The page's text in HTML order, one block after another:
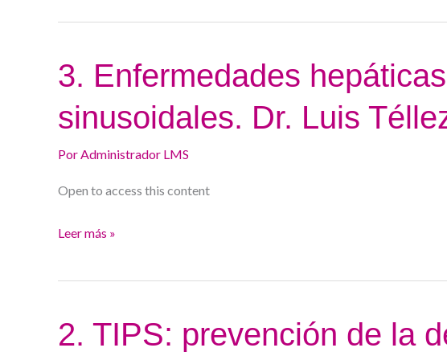
hepática
Dr.
Luis
3. Enfermedades
sinusoidales. Dr. Luis
PorAdministrador LMS
Open to access this content
3.
Enfermedades
hepáticas
sinusoidales.
Téllez
Leer más »
2. TIPS: prevención de la
2.
TIPS: